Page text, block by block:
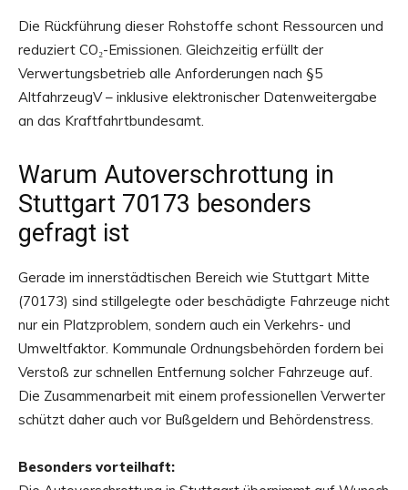
Die Rückführung dieser Rohstoffe schont Ressourcen und
reduziert CO₂-Emissionen. Gleichzeitig erfüllt der
Verwertungsbetrieb alle Anforderungen nach §5
AltfahrzeugV – inklusive elektronischer Datenweitergabe
an das Kraftfahrtbundesamt.
Warum Autoverschrottung in
Stuttgart 70173 besonders
gefragt ist
Gerade im innerstädtischen Bereich wie Stuttgart Mitte
(70173) sind stillgelegte oder beschädigte Fahrzeuge nicht
nur ein Platzproblem, sondern auch ein Verkehrs- und
Umweltfaktor. Kommunale Ordnungsbehörden fordern bei
Verstoß zur schnellen Entfernung solcher Fahrzeuge auf.
Die Zusammenarbeit mit einem professionellen Verwerter
schützt daher auch vor Bußgeldern und Behördenstress.
Besonders vorteilhaft: